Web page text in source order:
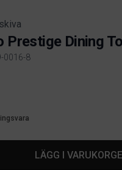
Prestige Dining
0016-8
LÄGG I